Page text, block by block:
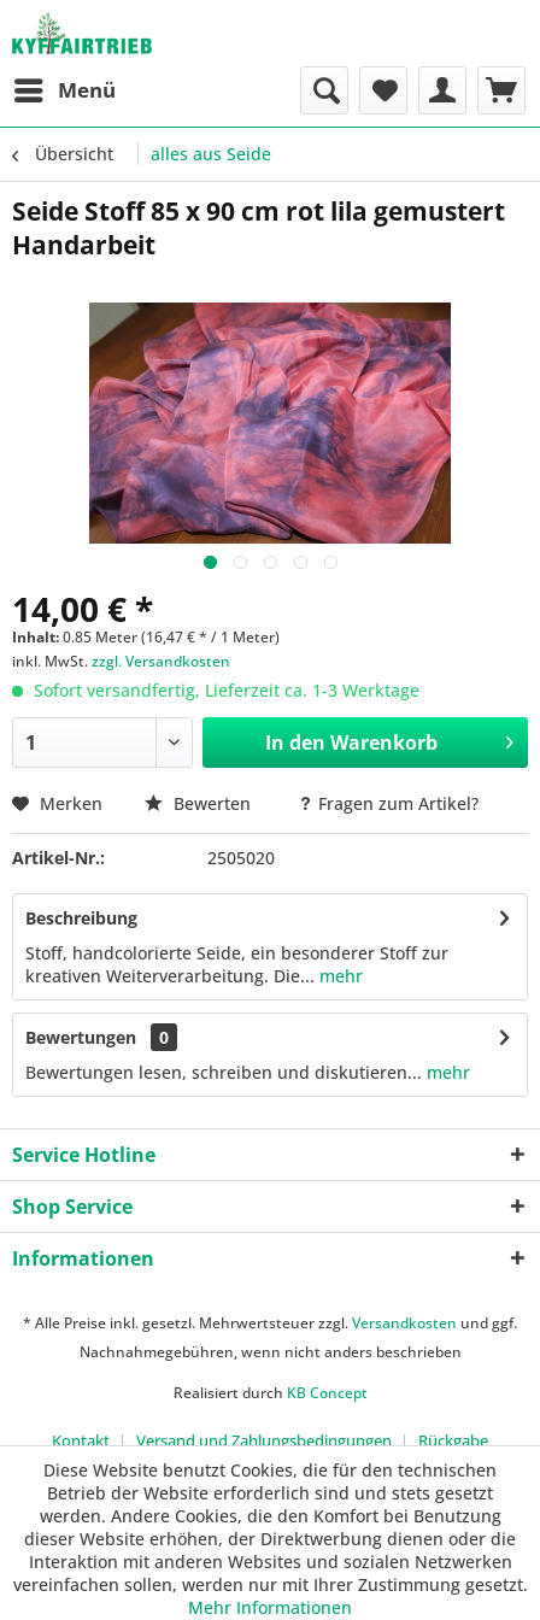
Menü
Übersicht alles aus Seide
Seide Stoff 85 x 90 cm rot lila gemustert
Handarbeit
14,00 € *
Inhalt:0.85 Meter (16,47 € * / 1 Meter)
inkl. MwSt.zzgl. Versandkosten
Sofort versandfertig, Lieferzeit ca. 1-3 Werktage
In den Warenkorb
Merken Bewerten Fragen zum Artikel?
Artikel-Nr.: 2505020
Beschreibung
Stoff, handcolorierte Seide, ein besonderer Stoff zur
kreativen Weiterverarbeitung. Die... mehr
Bewertungen
0
Bewertungen lesen, schreiben und diskutieren... mehr
Service Hotline
Shop Service
Informationen
* Alle Preise inkl. gesetzl. Mehrwertsteuer zzgl.Versandkosten und ggf.
Nachnahmegebühren, wenn nicht anders beschrieben
Realisiert durch KB Concept
Kontakt Versand und Zahlungsbedingungen Rückgabe
Diese Website benutzt Cookies, die für den technischen
Betrieb der Website erforderlich sind und stets gesetzt
werden. Andere Cookies, die den Komfort bei Benutzung
dieser Website erhöhen, der Direktwerbung dienen oder die
Interaktion mit anderen Websites und sozialen Netzwerken
vereinfachen sollen, werden nur mit Ihrer Zustimmung gesetzt.
Mehr Informationen